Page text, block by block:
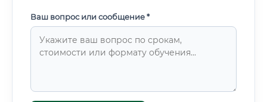
Ваш вопрос или сообщение *